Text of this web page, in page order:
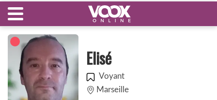
Elisé
Voyant
Marseille